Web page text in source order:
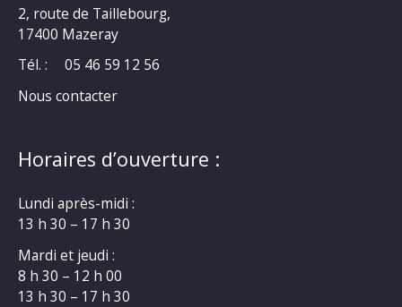
2, route de Taillebourg,
17400 Mazeray
Tél. :
05 46 59 12 56
Nous contacter
Horaires d’ouverture :
Lundi après-midi :
13 h 30 – 17 h 30
Mardi et jeudi :
8 h 30 – 12 h 00
13 h 30 – 17 h 30